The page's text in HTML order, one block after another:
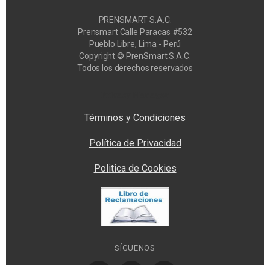
PRENSMART S.A.C.
Prensmart Calle Paracas #532
Pueblo Libre, Lima - Perú
Copyright © PrenSmart S.A.C.
Todos los derechos reservados
Términos y Condiciones
Política de Privacidad
Politica de Cookies
SÍGUENOS